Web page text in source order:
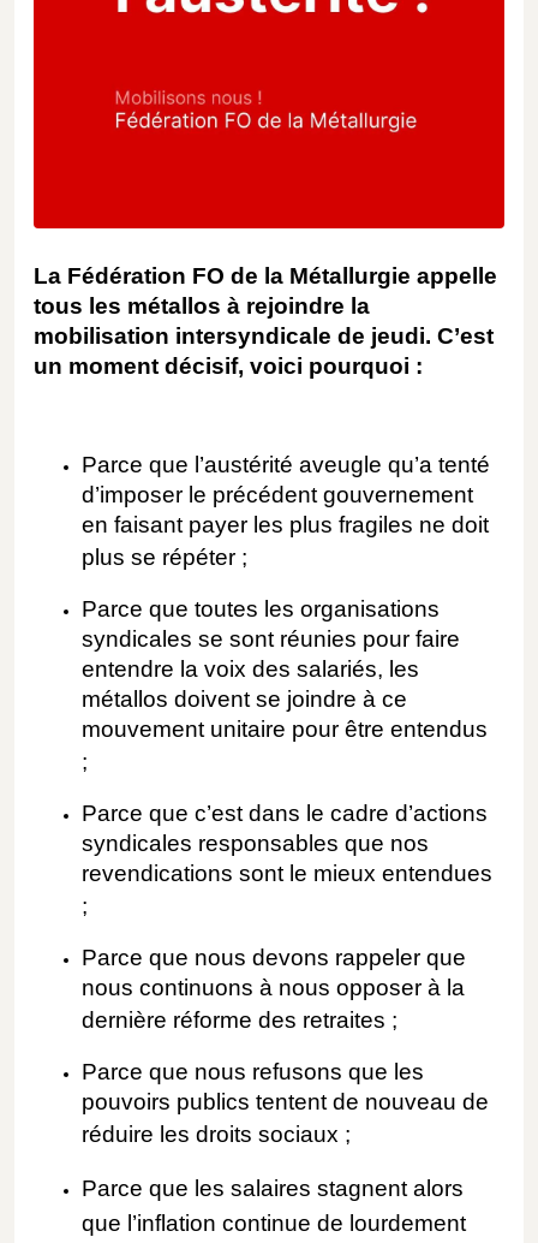
La Fédération FO de la Métallurgie appelle
tous les métallos à rejoindre la
mobilisation intersyndicale de jeudi. C’est
un moment décisif, voici pourquoi :
Parce que l’austérité aveugle qu’a tenté
d’imposer le précédent gouvernement
en faisant payer les plus fragiles ne doit
plus se répéter ;
Parce que toutes les organisations
syndicales se sont réunies pour faire
entendre la voix des salariés, les
métallos doivent se joindre à ce
mouvement unitaire pour être entendus
;
Parce que c’est dans le cadre d’actions
syndicales responsables que nos
revendications sont le mieux entendues
;
Parce que nous devons rappeler que
nous continuons à nous opposer à la
dernière réforme des retraites ;
Parce que nous refusons que les
pouvoirs publics tentent de nouveau de
réduire les droits sociaux ;
Parce que les salaires stagnent alors
que l’inflation continue de lourdement